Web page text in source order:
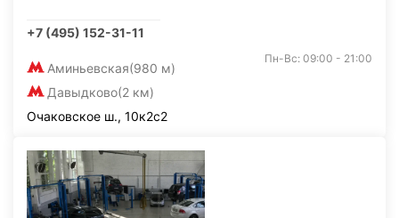
+7 (495) 152-31-11
Аминьевская(980 м)
Давыдково(2 км)
Пн-Вс: 09:00 - 21:00
Очаковское ш., 10к2с2